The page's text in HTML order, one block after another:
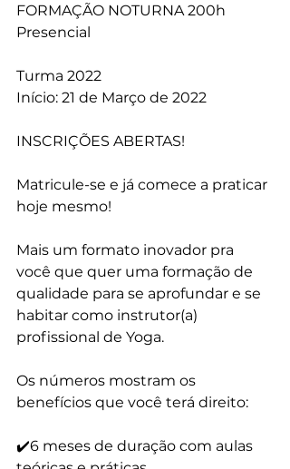
FORMAÇÃO NOTURNA 200h
Presencial
Turma 2022
Início: 21 de Março de 2022
INSCRIÇÕES ABERTAS!
Matricule-se e já comece a praticar
hoje mesmo!
Mais um formato inovador pra
você que quer uma formação de
qualidade para se aprofundar e se
habitar como instrutor(a)
profissional de Yoga.
Os números mostram os
benefícios que você terá direito:
✔️6 meses de duração com aulas